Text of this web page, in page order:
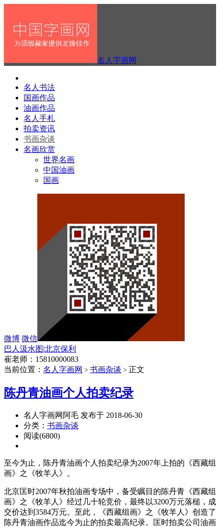
名人字画网
名人书法
国画作品
油画作品
名人手札
拍卖资讯
书画杂谈
名画欣赏
世界名画
中国油画
国画
微博 微信
巴人汲水图|北京保利
崔老师：15810000083
当前位置： 名人字画网 > 书画杂谈 > 正文
陈丹青油画个人拍卖纪录
名人字画网阿毛 发布于 2018-06-30
分类： 书画杂谈
阅读(6800)
至今为止，陈丹青油画个人拍卖纪录为2007年上拍的《西藏组
画》之《牧羊人》。
北京匡时2007年秋拍油画专场中，备受瞩目的陈丹青《西藏组
画》之《牧羊人》经过几十轮竞价，最终以3200万元落槌，成
交价达到3584万元。至此，《西藏组画》之《牧羊人》创造了
陈丹青油画作品迄今为止的拍卖最高纪录。匡时拍卖公司油画